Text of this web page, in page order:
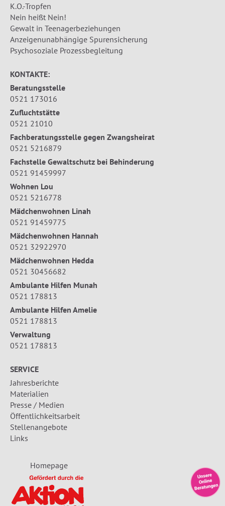
K.O.-Tropfen
Nein heißt Nein!
Gewalt in Teenagerbeziehungen
Anzeigenunabhängige Spurensicherung
Psychosoziale Prozessbegleitung
KONTAKTE:
Beratungsstelle
0521 173016
Zufluchtstätte
0521 21010
Fachberatungsstelle gegen Zwangsheirat
0521 5216879
Fachstelle Gewaltschutz bei Behinderung
0521 91459997
Wohnen Lou
0521 5216778
Mädchenwohnen Linah
0521 91459775
Mädchenwohnen Hannah
0521 32922970
Mädchenwohnen Hedda
0521 30456682
Ambulante Hilfen Munah
0521 178813
Ambulante Hilfen Amelie
0521 178813
Verwaltung
0521 178813
SERVICE
Jahresberichte
Materialien
Presse / Medien
Öffentlichkeitsarbeit
Stellenangebote
Links
Homepage